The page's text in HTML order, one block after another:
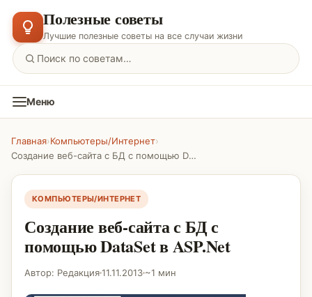
Полезные советы
Лучшие полезные советы на все случаи жизни
Меню
Главная›Компьютеры/Интернет›
Создание веб-сайта с БД с помощью DataSet в ASP.Net
КОМПЬЮТЕРЫ/ИНТЕРНЕТ
Создание веб-сайта с БД с
помощью DataSet в ASP.Net
Автор: Редакция11.11.2013 ~1 мин